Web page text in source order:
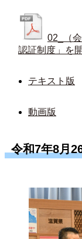
02_（
認証制度」を
テキスト版
動画版
令和7年8月